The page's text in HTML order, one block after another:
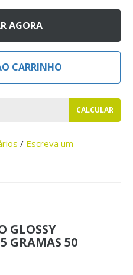
AGORA
CARRINHO
CALCULAR
/ Escreva um
GLOSSY
GRAMAS 50